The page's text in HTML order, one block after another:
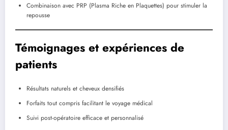
Combinaison avec PRP (Plasma Riche en Plaquettes) pour stimuler la
repousse
Témoignages et expériences de
patients
Résultats naturels et cheveux densifiés
Forfaits tout compris facilitant le voyage médical
Suivi post-opératoire efficace et personnalisé